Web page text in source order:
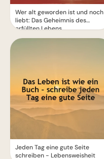
Wer alt geworden ist und noch
liebt: Das Geheimnis des
erfüllten Lebens
Jeden Tag eine gute Seite
schreiben - Lebensweisheit